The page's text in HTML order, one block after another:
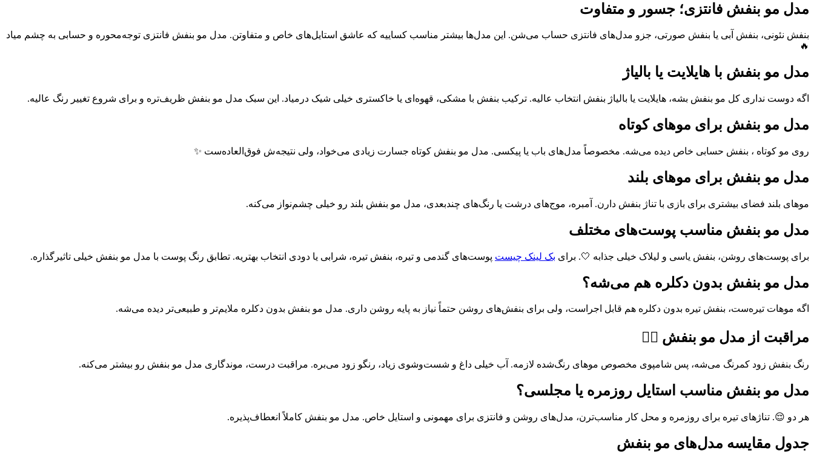
مدل مو بنفش فانتزی؛ جسور و متفاوت
بنفش نئونی، بنفش آبی یا بنفش صورتی، جزو مدل‌های فانتزی حساب می‌شن. این مدل‌ها بیشتر مناسب کساییه که عاشق استایل‌های خاص و متفاوتن. مدل مو بنفش فانتزی توجه‌محوره و حسابی به چشم میاد
🔥
مدل مو بنفش با هایلایت یا بالیاژ
اگه دوست نداری کل مو بنفش بشه، هایلایت یا بالیاژ بنفش انتخاب عالیه. ترکیب بنفش با مشکی، قهوه‌ای یا خاکستری خیلی شیک درمیاد. این سبک مدل مو بنفش ظریف‌تره و برای شروع تغییر رنگ عالیه.
مدل مو بنفش برای موهای کوتاه
روی مو کوتاه ، بنفش حسابی خاص دیده می‌شه. مخصوصاً مدل‌های باب یا پیکسی. مدل مو بنفش کوتاه جسارت زیادی می‌خواد، ولی نتیجه‌ش فوق‌العاده‌ست ✨
مدل مو بنفش برای موهای بلند
موهای بلند فضای بیشتری برای بازی با تناژ بنفش دارن. آمبره، موج‌های درشت یا رنگ‌های چندبعدی، مدل مو بنفش بلند رو خیلی چشم‌نواز می‌کنه.
مدل مو بنفش مناسب پوست‌های مختلف
برای پوست‌های روشن، بنفش یاسی و لیلاک خیلی جذابه 🤍. برای بک لینک چیست پوست‌های گندمی و تیره، بنفش تیره، شرابی یا دودی انتخاب بهتریه. تطابق رنگ پوست با مدل مو بنفش خیلی تاثیرگذاره.
مدل مو بنفش بدون دکلره هم می‌شه؟
اگه موهات تیره‌ست، بنفش تیره بدون دکلره هم قابل اجراست، ولی برای بنفش‌های روشن حتماً نیاز به پایه روشن داری. مدل مو بنفش بدون دکلره ملایم‌تر و طبیعی‌تر دیده می‌شه.
مراقبت از مدل مو بنفش 💆‍♀️
رنگ بنفش زود کمرنگ می‌شه، پس شامپوی مخصوص موهای رنگ‌شده لازمه. آب خیلی داغ و شست‌وشوی زیاد، رنگو زود می‌بره. مراقبت درست، موندگاری مدل مو بنفش رو بیشتر می‌کنه.
مدل مو بنفش مناسب استایل روزمره یا مجلسی؟
هر دو 😌. تناژهای تیره برای روزمره و محل کار مناسب‌ترن، مدل‌های روشن و فانتزی برای مهمونی و استایل خاص. مدل مو بنفش کاملاً انعطاف‌پذیره.
جدول مقایسه مدل‌های مو بنفش